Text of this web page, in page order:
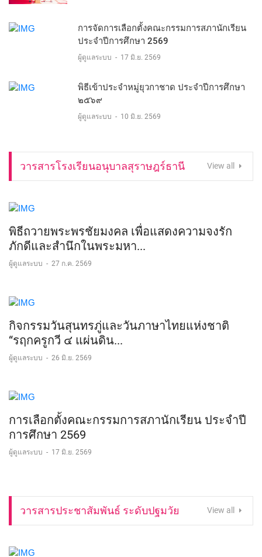
การจัดการเลือกตั้งคณะกรรมการสภานักเรียน
ประจำปีการศึกษา 2569
ผู้ดูแลระบบ - 17 มิ.ย. 2569
พิธีเข้าประจำหมู่ยุวกาชาด ประจำปีการศึกษา
๒๕๖๙
ผู้ดูแลระบบ - 10 มิ.ย. 2569
วารสารโรงเรียนอนุบาลสุราษฎร์ธานี View all
พิธีถวายพระพรชัยมงคล เพื่อแสดงความจงรัก
ภักดีและสำนึกในพระมหา...
ผู้ดูแลระบบ - 27 ก.ค. 2569
กิจกรรมวันสุนทรภู่และวันภาษาไทยแห่งชาติ
“รฤกครูกวี ๔ แผ่นดิน...
ผู้ดูแลระบบ - 26 มิ.ย. 2569
การเลือกตั้งคณะกรรมการสภานักเรียน ประจำปี
การศึกษา 2569
ผู้ดูแลระบบ - 17 มิ.ย. 2569
วารสารประชาสัมพันธ์ ระดับปฐมวัย View all